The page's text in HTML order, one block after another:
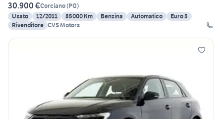
30.900 €Corciano(PG)
Usato
12/2011 85000 Km Benzina Automatico
Euro 5
Rivenditore CVS Motors